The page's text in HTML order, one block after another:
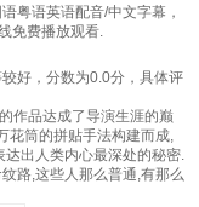
粤语英语配音/中文字幕，
免费播放观看.
好，分数为0.0分，具体评
作品达成了导演生涯的巅
花筒的拼贴手法构建而成,
达出人类内心最深处的秘密.
路,这些人那么普通,有那么